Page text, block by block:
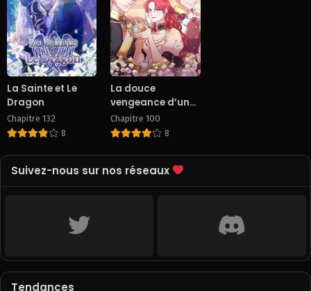
La Sainte et Le
Dragon
Chapitre 132
8
La douce
vengeance d’une
vilaine
Chapitre 100
8
Suivez-nous sur nos réseaux
Tendances